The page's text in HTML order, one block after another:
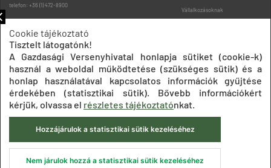
telefon: +36 (1) 472-8900
Vállalkozásoknak
Oldaltérkép
Impresszum Adatkezelési tájékoztatók
Akadálymentesítési nyilatkozat
Közadatkereső
Süti beállítások ÁSZF
© 2020 Gazdasági Versenyhivatal
Cookie tájékoztató
Tisztelt látogatónk!
A Gazdasági Versenyhivatal honlapja sütiket (cookie-k)
használ a weboldal működtetése (szükséges sütik) és a
honlap használatával kapcsolatos információk gyűjtése
érdekében (statisztikai sütik). Bővebb információkért
kérjük, olvassa el részletes tájékoztatónkat.
Hozzájárulok a statisztikai sütik kezeléséhez
Nem járulok hozzá a statisztikai sütik kezeléséhez